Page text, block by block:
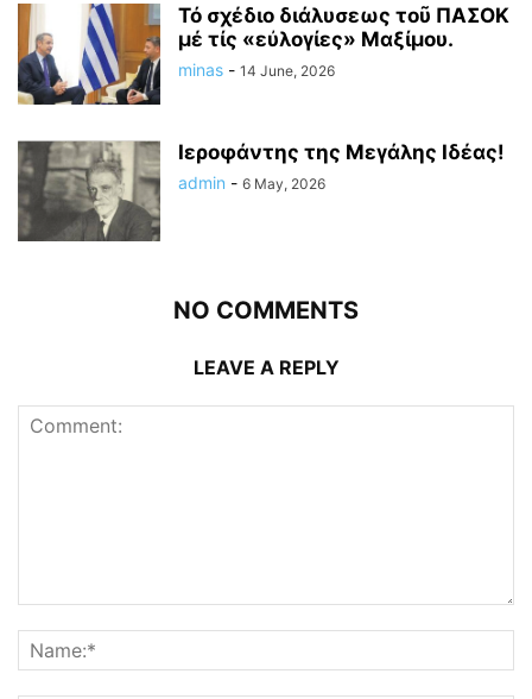
Τό σχέδιο διάλυσεως τοῦ ΠΑΣΟΚ
μέ τίς «εὐλογίες» Μαξίμου.
minas - 14 June, 2026
Ιεροφάντης της Μεγάλης Ιδέας!
admin - 6 May, 2026
NO COMMENTS
LEAVE A REPLY